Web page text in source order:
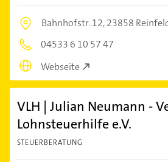
Bahnhofstr. 12,23858
04533 6 10 57 47
Webseite
VLH | Julian Neumann -
Lohnsteuerhilfe e.V.
STEUERBERATUNG